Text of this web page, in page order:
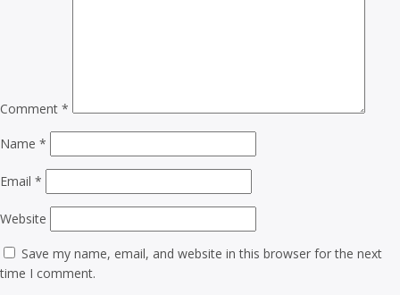
Comment *
Name *
Email *
Website
Save my name, email, and website in this browser for the next
time I comment.